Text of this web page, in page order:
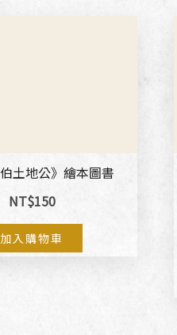
土地公》繪本圖書
NT$150
加入購物車